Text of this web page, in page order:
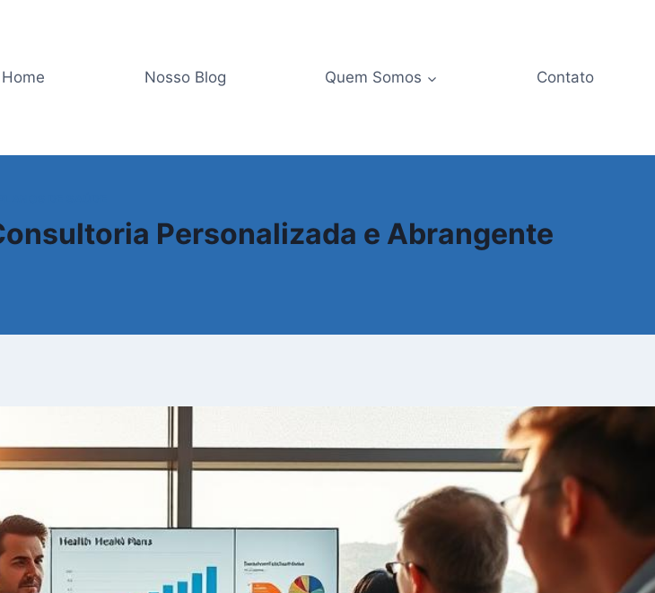
Home Nosso Blog Quem Somos Contato
Personalizada e Abrangente